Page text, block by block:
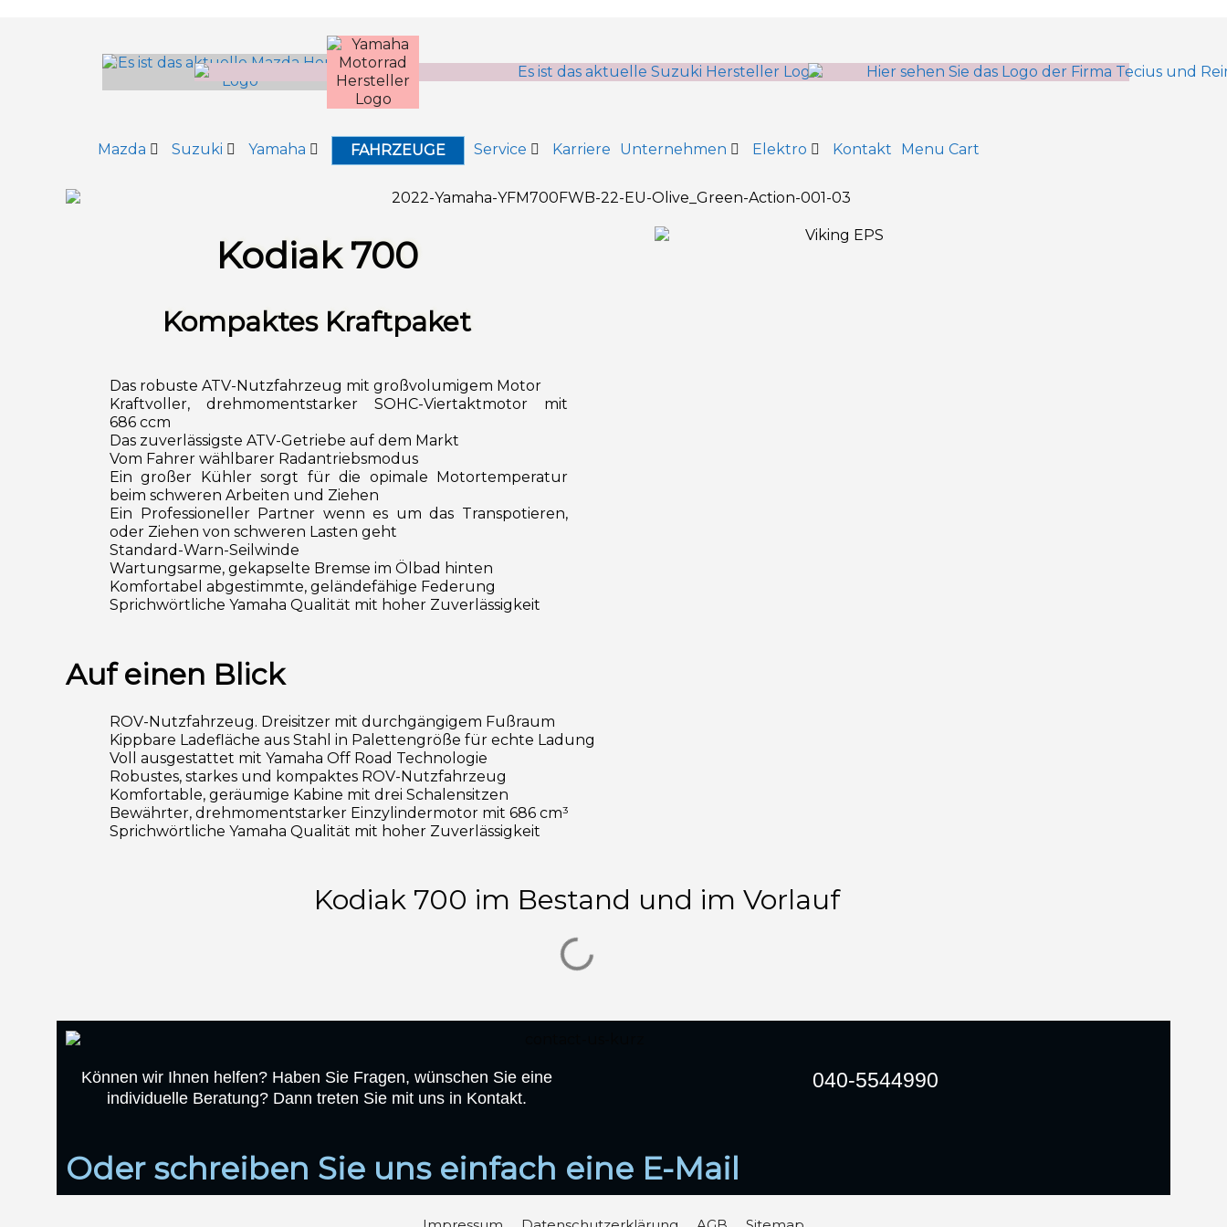
Mazda Suzuki Yamaha FAHRZEUGE Service Karriere Unternehmen Elektro Kontakt Menu Cart
Kodiak 700
Kompaktes Kraftpaket
Das robuste ATV-Nutzfahrzeug mit großvolumigem Motor
Kraftvoller, drehmomentstarker SOHC-Viertaktmotor mit
686 ccm
Das zuverlässigste ATV-Getriebe auf dem Markt
Vom Fahrer wählbarer Radantriebsmodus
Ein großer Kühler sorgt für die opimale Motortemperatur
beim schweren Arbeiten und Ziehen
Ein Professioneller Partner wenn es um das Transpotieren,
oder Ziehen von schweren Lasten geht
Standard-Warn-Seilwinde
Wartungsarme, gekapselte Bremse im Ölbad hinten
Komfortabel abgestimmte, geländefähige Federung
Sprichwörtliche Yamaha Qualität mit hoher Zuverlässigkeit
Auf einen Blick
ROV-Nutzfahrzeug. Dreisitzer mit durchgängigem Fußraum
Kippbare Ladefläche aus Stahl in Palettengröße für echte Ladung
Voll ausgestattet mit Yamaha Off Road Technologie
Robustes, starkes und kompaktes ROV-Nutzfahrzeug
Komfortable, geräumige Kabine mit drei Schalensitzen
Bewährter, drehmomentstarker Einzylindermotor mit 686 cm³
Sprichwörtliche Yamaha Qualität mit hoher Zuverlässigkeit
Kodiak 700 im Bestand und im Vorlauf
Können wir Ihnen helfen? Haben Sie Fragen, wünschen Sie eine
individuelle Beratung? Dann treten Sie mit uns in Kontakt.
040-5544990
Oder schreiben Sie uns einfach eine E-Mail